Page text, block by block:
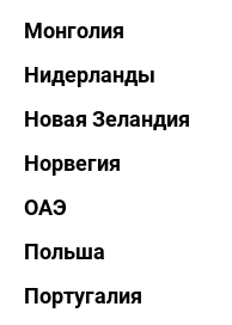
Монголия
Нидерланды
Новая Зеландия
Норвегия
ОАЭ
Польша
Португалия